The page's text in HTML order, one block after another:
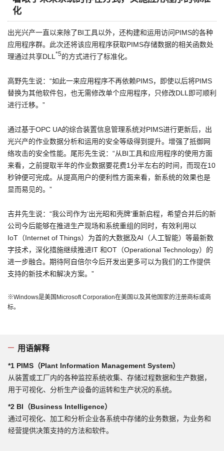
化
出光兴产一直以来除了BI工具以外，还构建和运用访问PIMS的各种
应用程序群。此次还将该应用程序获取PIMS存储数据的相关函数处
理通过共享DLL*5的方式进行了标准化。
高野先生说：“如此一来应用程序不再依赖PIMS，即使以后将PIMS
替换为其他软件包，也无需修改单个应用程序，只修改DLL即可顺利
进行迁移。”
通过基于OPC UA的综合装置信息管理系统对PIMS进行更新后，出
光兴产的作业数据分析和运用的安全等级得到提升。增强了抵御网
络攻击的安全性能。尾形先生说：“从BI工具和应用程序的使用方面
来看，之前提取半年的作业数据要花费1分半左右的时间，而现在10
秒钟便可完成。从提高用户的便利性方面来看，新系统的效果也是
显而易见的。”
吉井先生说：“我公司作为‘出光昭和壳牌’重新启程，希望合并后的新
公司今后能够在推进生产现场和系统重组的同时，有效利用以
IoT（Internet of Things）为首的大数据及AI（人工智能）等最新数
字技术，深化措施继续推进IT 和OT（Operational Technology）的
进一步融合。期待阿自倍尔今后开发出更多可以为我们的工作提供
支持的新技术和解决方案。”
※Windows是美国Microsoft Corporation在美国以及其他国家的注册商标或商
标。
用语解释
*1 PIMS（Plant Information Management System）
从装置或工厂内的各种监控系统收集、存储过程数据和生产数据，
用于可视化、分析生产设备的运转和生产状况的系统。
*2 BI（Business Intelligence）
通过可视化、加工和分析企业各系统中存储的业务数据，为业务和
经营提供决策支持的方法和软件。